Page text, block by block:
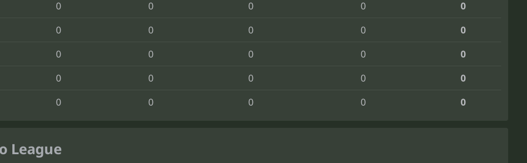
0 0 0 0
0
0
0 0 0
0
0
0 0 0
0
0
0 0 0
0
0
0 0 0 0
League